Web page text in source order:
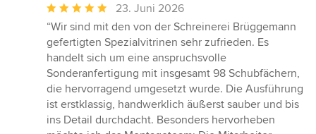
Durchschnittliche
Bewertung:
5
von
5
Sternen
23. Juni 2026
“Wir sind mit den von der Schreinerei Brüggemann
gefertigten Spezialvitrinen sehr zufrieden. Es
handelt sich um eine anspruchsvolle
Sonderanfertigung mit insgesamt 98 Schubfächern,
die hervorragend umgesetzt wurde. Die Ausführung
ist erstklassig, handwerklich äußerst sauber und bis
ins Detail durchdacht. Besonders hervorheben